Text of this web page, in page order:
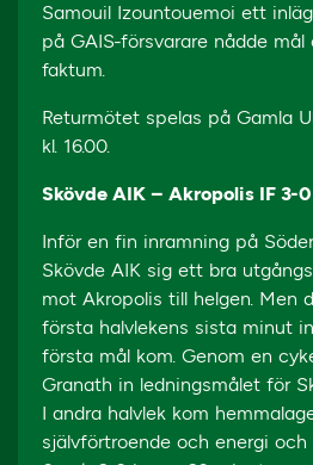
Samouil Izountouemoi ett
på GAIS-försvarare nådde
faktum.
Returmötet spelas på Gamla
kl. 16.00.
Skövde AIK – Akropolis IF 3-0
Inför en fin inramning på
Skövde AIK sig ett bra
mot Akropolis till helgen. Men
första halvlekens sista minut
första mål kom. Genom en
Granath in ledningsmålet för
I andra halvlek kom
självförtroende och energi